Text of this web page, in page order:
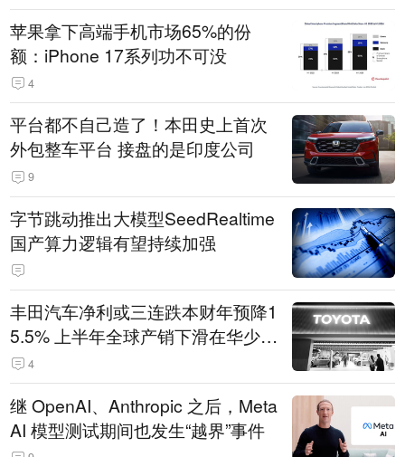
苹果拿下高端手机市场65%的份
额：iPhone 17系列功不可没
4
平台都不自己造了！本田史上首次
外包整车平台 接盘的是印度公司
9
字节跳动推出大模型SeedRealtime
国产算力逻辑有望持续加强
丰田汽车净利或三连跌本财年预降1
5.5% 上半年全球产销下滑在华少卖
14.3万辆
4
继 OpenAI、Anthropic 之后，Meta
AI 模型测试期间也发生“越界”事件